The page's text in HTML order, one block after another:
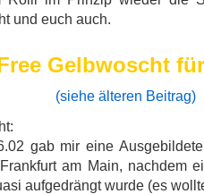
und euch auch.
Gelbwoscht
(siehe älteren Beitrag)
gab mir eine
am Main, nachdem
aufgedrängt wurde (es